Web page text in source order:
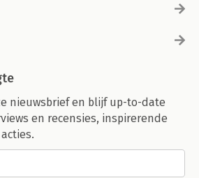
nieuwsbrief en blijf up-to-date
en recensies, inspirerende